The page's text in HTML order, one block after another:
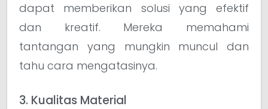
dapat memberikan solusi yang efektif
dan kreatif. Mereka memahami
tantangan yang mungkin muncul dan
tahu cara mengatasinya.
3. Kualitas Material